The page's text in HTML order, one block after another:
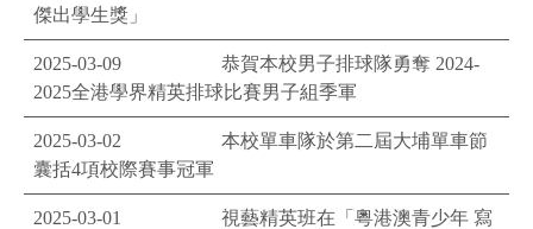
傑出學生獎」
2025-03-09
恭賀本校男子排球隊勇奪 2024-
2025全港學界精英排球比賽男子組季軍
2025-03-02
本校單車隊於第二屆大埔單車節
囊括4項校際賽事冠軍
2025-03-01
視藝精英班在「粵港澳青少年 寫